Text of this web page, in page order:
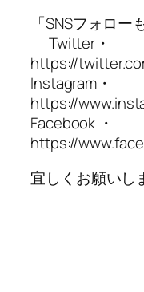
「SNSフォロー
Twitter・
https://
Instagram・
https://
Facebook ・
https://
宜しくお願いし